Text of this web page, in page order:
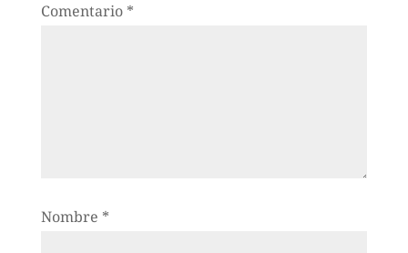
Comentario *
Nombre *